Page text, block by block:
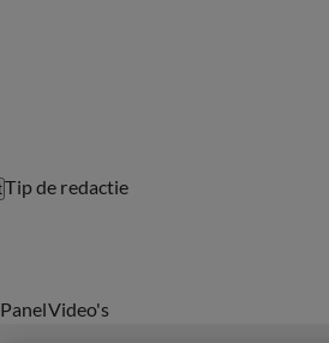
Tip de redactie
PanelVideo's